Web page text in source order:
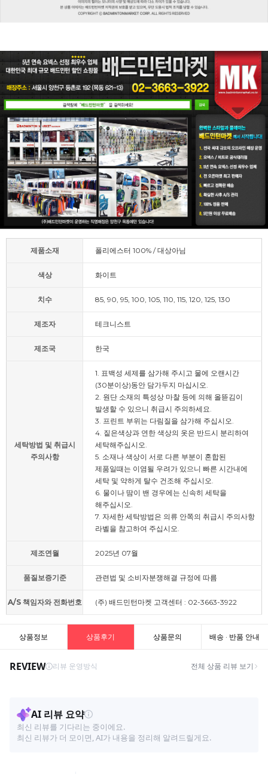
제품소재 폴리에스터 100% / 대상아님
색상 화이트
치수 85, 90, 95, 100, 105, 110, 115, 120, 125, 130
제조자 테크니스트
제조국 한국
세탁방법 및 취급시
주의사항
1. 표백성 세제를 삼가해 주시고 물에 오랜시간
(30분이상)동안 담가두지 마십시오.
2. 원단 소재의 특성상 마찰 등에 의해 올뜯김이
발생할 수 있으니 취급시 주의하세요.
3. 프린트 부위는 다림질을 삼가해 주십시오.
4. 짙은색상과 연한 색상의 옷은 반드시 분리하여
세탁해주십시오.
5. 소재나 색상이 서로 다른 부분이 혼합된
제품일때는 이염될 우려가 있으니 빠른 시간내에
세탁 및 약하게 탈수 건조해 주십시오.
6. 물이나 땀이 밴 경우에는 신속히 세탁을
해주십시오.
7. 자세한 세탁방법은 의류 안쪽의 취급시 주의사항
라벨을 참고하여 주십시오.
제조연월 2025년 07월
품질보증기준 관련법 및 소비자분쟁해결 규정에 따름
A/S 책임자와 전화번호 (주) 배드민턴마켓 고객센터 : 02-3663-3922
상품정보 상품후기 상품문의 배송 · 반품 안내